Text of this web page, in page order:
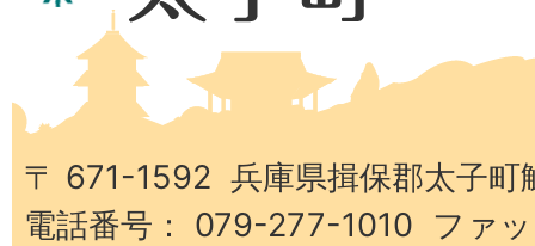
子
町
〒 671-1592 兵庫県揖保郡太子町
電話番号： 079-277-1010 ファ